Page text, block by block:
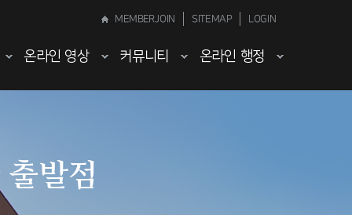
온라인 영상 커뮤니티 온라인 행정
LOGIN
SITEMAP
MEMBERJOIN
발점